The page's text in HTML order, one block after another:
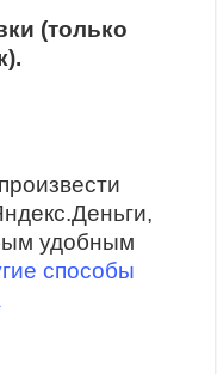
(только
удобным
способы